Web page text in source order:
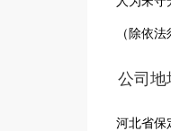
（除依
公司地
河北省保